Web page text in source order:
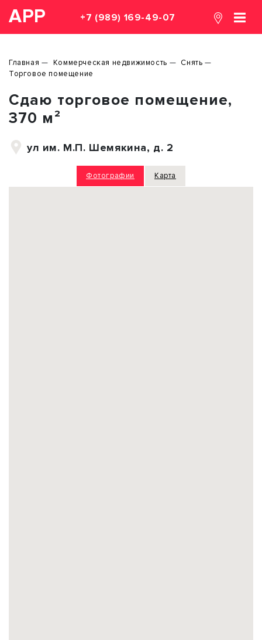
АРР +7 (989) 169-49-07
Главная Коммерческая недвижимость
Снять
Торговое помещение
Сдаю торговое помещение,
370 м²
ул им. М.П. Шемякина, д. 2
Фотографии Карта